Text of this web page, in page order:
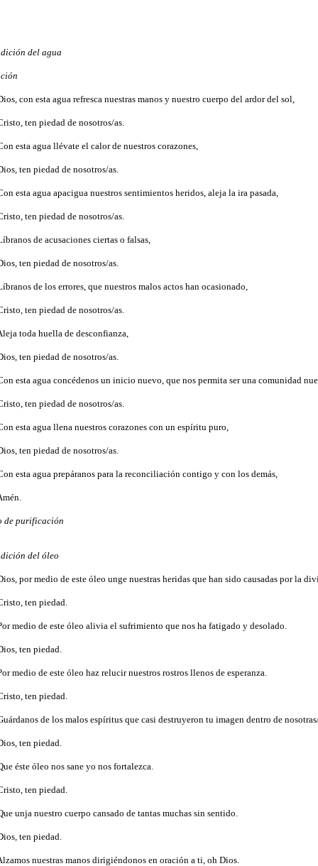
del agua
con esta agua refresca nuestras manos y nuestro cuerpo del ardor del sol,
ten piedad de nosotros/as.
esta agua llévate el calor de nuestros corazones,
ten piedad de nosotros/as.
esta agua apacigua nuestros sentimientos heridos, aleja la ira pasada,
ten piedad de nosotros/as.
de acusaciones ciertas o falsas,
ten piedad de nosotros/as.
de los errores, que nuestros malos actos han ocasionado,
ten piedad de nosotros/as.
toda huella de desconfianza,
ten piedad de nosotros/as.
esta agua concédenos un inicio nuevo, que nos permita ser una comunidad
ten piedad de nosotros/as.
esta agua llena nuestros corazones con un espíritu puro,
ten piedad de nosotros/as.
esta agua prepáranos para la reconciliación contigo y con los demás,
de purificación
del óleo
por medio de este óleo unge nuestras heridas que han sido causadas por la
ten piedad.
medio de este óleo alivia el sufrimiento que nos ha fatigado y desolado.
ten piedad.
medio de este óleo haz relucir nuestros rostros llenos de esperanza.
ten piedad.
de los malos espíritus que casi destruyeron tu imagen dentro de
ten piedad.
éste óleo nos sane yo nos fortalezca.
ten piedad.
unja nuestro cuerpo cansado de tantas muchas sin sentido.
ten piedad.
nuestras manos dirigiéndonos en oración a ti, oh Dios.